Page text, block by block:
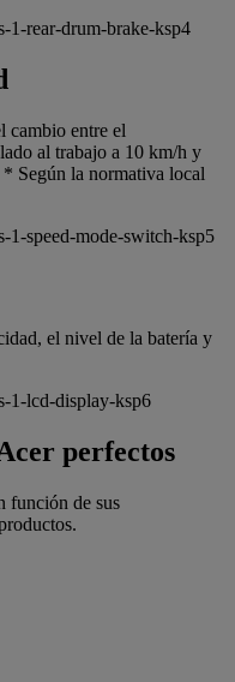
cambio entre el
al trabajo a 10 km/h y
Según la normativa local
el nivel de la batería y
perfectos
función de sus